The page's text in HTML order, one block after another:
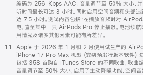
编码为 256-Kbps AAC。音量调节至 50% 大小，并
听时间最长可达 8 小时。同时启用空间音频和头部追
达 7.5 小时。测试内容包括：在播放音频时对
电，直至其中一只 AirPods Pro 停止播放。电池续航
用情况及诸多其他因素可能有所差异。
Apple 于 2026 年 1 月和 2 月使用试生产的
iPhone 17 Pro Max 机型 (安装预发行版本软件) 进
包括 358 首购自 iTunes Store 的不同歌曲，歌曲
音量调节至 50% 大小，启用了主动降噪功能，空间音